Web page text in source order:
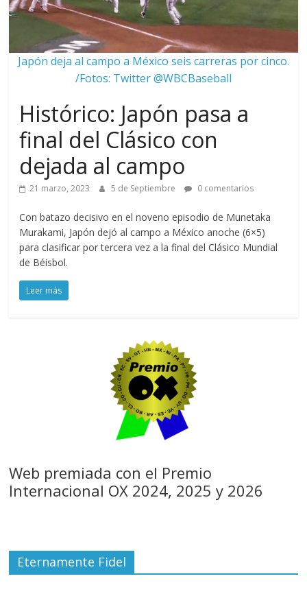
Japón deja al campo a México seis carreras por cinco.
/Fotos: Twitter @WBCBaseball
Histórico: Japón pasa a
final del Clásico con
dejada al campo
21 marzo, 2023 5 de Septiembre 0 comentarios
Con batazo decisivo en el noveno episodio de Munetaka
Murakami, Japón dejó al campo a México anoche (6×5)
para clasificar por tercera vez a la final del Clásico Mundial
de Béisbol.
Leer más
Web premiada con el Premio
Internacional OX 2024, 2025 y 2026
Eternamente Fidel